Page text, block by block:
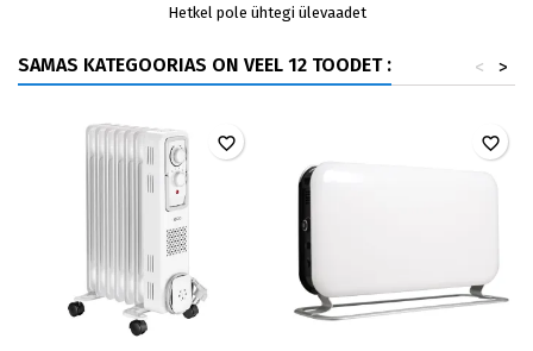
Hetkel pole ühtegi ülevaadet
SAMAS KATEGOORIAS ON VEEL 12 TOODET : >
<
favorite_border favorite_border